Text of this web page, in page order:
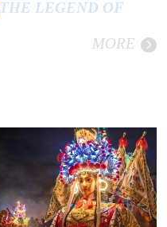
THE LEGEND OF
MORE